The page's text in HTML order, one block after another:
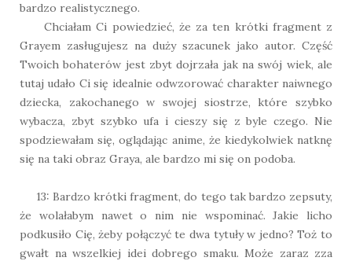
bardzo realistycznego.
Chciałam Ci powiedzieć, że za ten krótki fragment z
Grayem zasługujesz na duży szacunek jako autor. Część
Twoich bohaterów jest zbyt dojrzała jak na swój wiek, ale
tutaj udało Ci się idealnie odwzorować charakter naiwnego
dziecka, zakochanego w swojej siostrze, które szybko
wybacza, zbyt szybko ufa i cieszy się z byle czego. Nie
spodziewałam się, oglądając anime, że kiedykolwiek natknę
się na taki obraz Graya, ale bardzo mi się on podoba.
13: Bardzo krótki fragment, do tego tak bardzo zepsuty,
że wolałabym nawet o nim nie wspominać. Jakie licho
podkusiło Cię, żeby połączyć te dwa tytuły w jedno? Toż to
gwałt na wszelkiej idei dobrego smaku. Może zaraz zza